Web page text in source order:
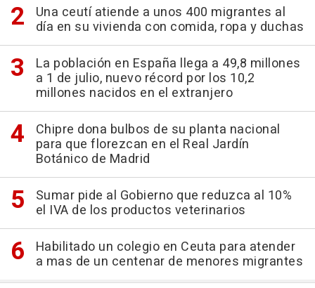
Una ceutí atiende a unos 400 migrantes al
día en su vivienda con comida, ropa y duchas
La población en España llega a 49,8 millones
a 1 de julio, nuevo récord por los 10,2
millones nacidos en el extranjero
Chipre dona bulbos de su planta nacional
para que florezcan en el Real Jardín
Botánico de Madrid
Sumar pide al Gobierno que reduzca al 10%
el IVA de los productos veterinarios
Habilitado un colegio en Ceuta para atender
a mas de un centenar de menores migrantes